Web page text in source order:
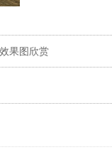
果图欣赏